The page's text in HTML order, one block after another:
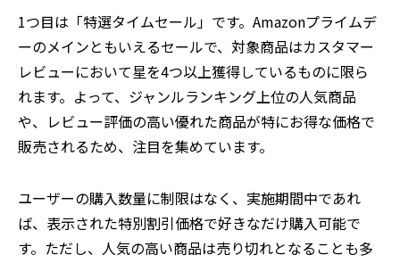
1つ目は「特選タイムセール」です。Amazonプライムデ
ーのメインともいえるセールで、対象商品はカスタマー
レビューにおいて星を4つ以上獲得しているものに限ら
れます。よって、ジャンルランキング上位の人気商品
や、レビュー評価の高い優れた商品が特にお得な価格で
販売されるため、注目を集めています。
ユーザーの購入数量に制限はなく、実施期間中であれ
ば、表示された特別割引価格で好きなだけ購入可能で
す。ただし、人気の高い商品は売り切れとなることも多